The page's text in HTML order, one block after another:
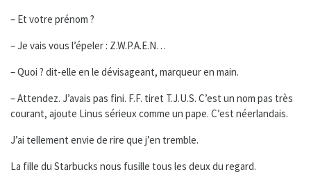
– Et votre prénom ?
– Je vais vous l’épeler : Z.W.P.A.E.N…
– Quoi ? dit-elle en le dévisageant, marqueur en main.
– Attendez. J’avais pas fini. F.F. tiret T.J.U.S. C’est un nom pas très
courant, ajoute Linus sérieux comme un pape. C’est néerlandais.
J’ai tellement envie de rire que j’en tremble.
La fille du Starbucks nous fusille tous les deux du regard.